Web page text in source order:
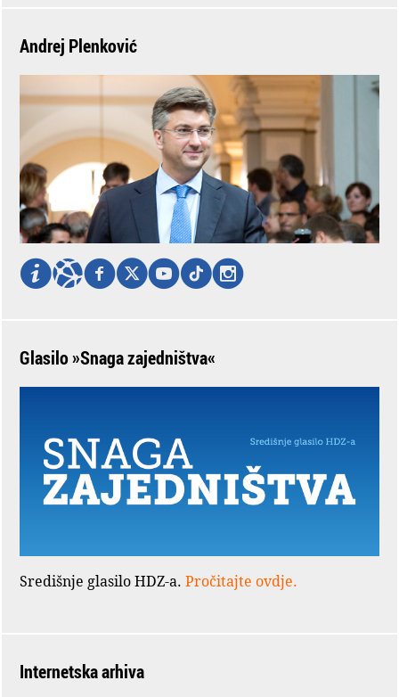
Andrej Plenković
Glasilo »Snaga zajedništva«
Središnje glasilo HDZ-a. Pročitajte ovdje.
Internetska arhiva